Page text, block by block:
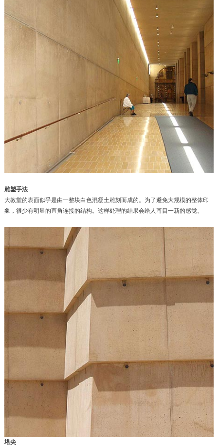
雕塑手法
大教堂的表面似乎是由一整块白色混凝土雕刻而成的。为了避免大规模的整体印
象，很少有明显的直角连接的结构。这样处理的结果会给人耳目一新的感觉。
塔尖